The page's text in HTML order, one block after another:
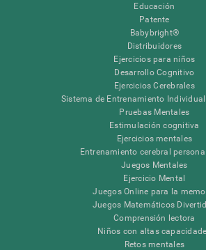
Educación
Patente
Babybright®
Distribuidores
Ejercicios para niños
Desarrollo Cognitivo
Ejercicios Cerebrales
Sistema de Entrenamiento
Pruebas Mentales
Estimulación cognitiva
Ejercicios mentales
Entrenamiento cerebral
Juegos Mentales
Ejercicio Mental
Juegos Online para la
Juegos Matemáticos
Comprensión lectora
Niños con altas
Retos mentales